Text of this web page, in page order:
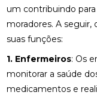
um contribuindo
moradores. A seguir,
suas funções:
1. Enfermeiros: Os
monitorar a saúde
medicamentos e